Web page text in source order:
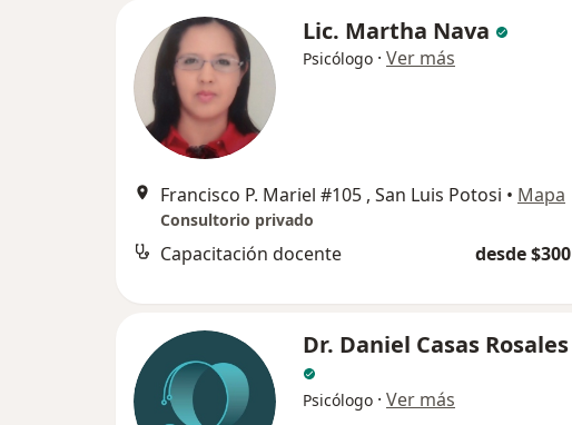
Lic. Martha Nava
Psicólogo · Ver más
Francisco P. Mariel #105 , San Luis Potosi • Mapa
Consultorio privado
Capacitación docente desde $300
Dr. Daniel Casas Rosales
Psicólogo · Ver más